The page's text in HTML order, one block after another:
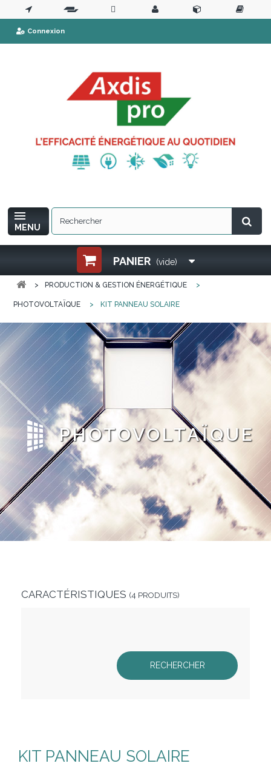
Connexion
PANIER (vide)
MENU
> PRODUCTION & GESTION ÉNERGÉTIQUE >
PHOTOVOLTAÏQUE > KIT PANNEAU SOLAIRE
PHOTOVOLTAÏQUE
CARACTÉRISTIQUES (4 PRODUITS)
KIT PANNEAU SOLAIRE